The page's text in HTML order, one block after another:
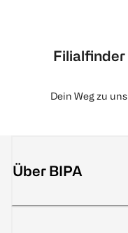
Filialfinder
Dein Weg zu uns
Über BIPA